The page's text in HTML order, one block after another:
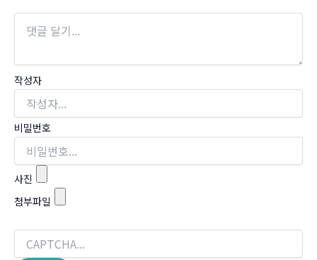
작성자
비밀번호
사진
첨부파일